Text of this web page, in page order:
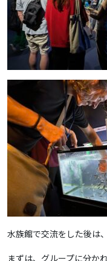
水族館で交流をした後は
まずは、グループに分か